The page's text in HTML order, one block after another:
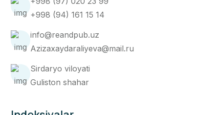
+998 (94) 161 15 14
info@reandpub.uz
Azizaxaydaraliyeva@mail.ru
Sirdaryo viloyati
Guliston shahar